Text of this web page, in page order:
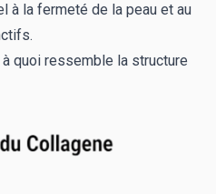
à la fermeté de la peau et au
quoi ressemble la structure